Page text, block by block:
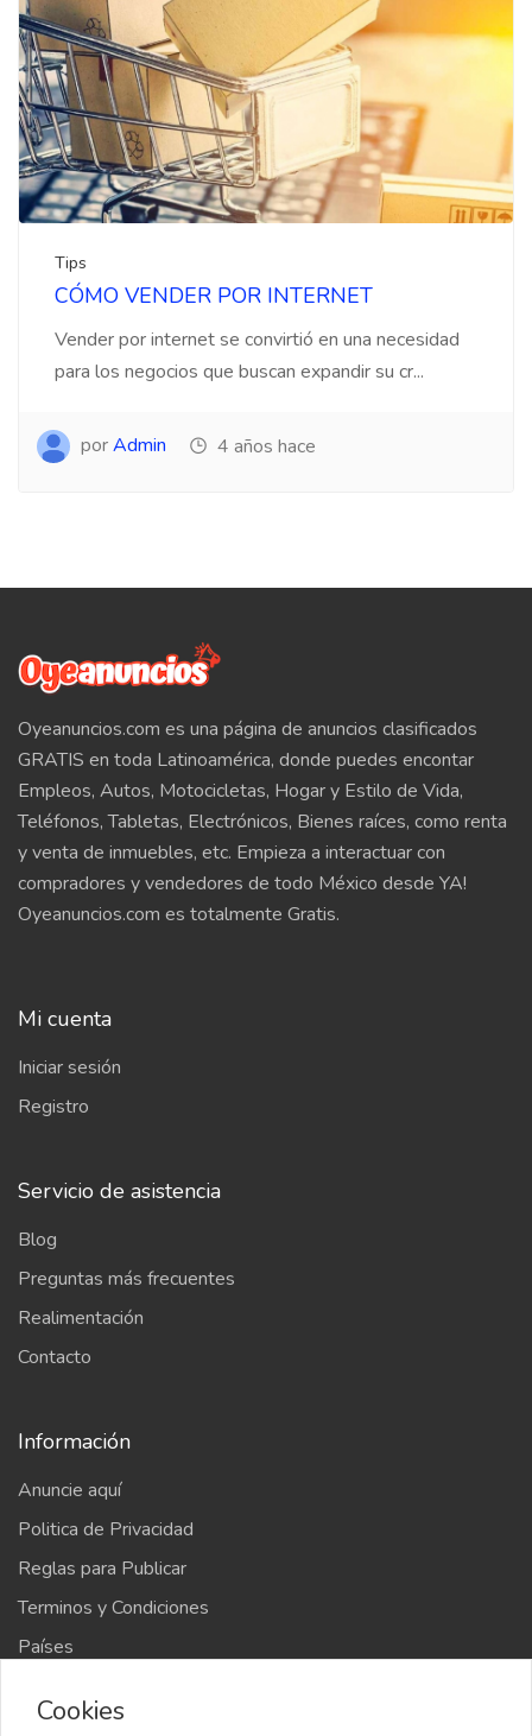
Tips
CÓMO VENDER POR INTERNET
Vender por internet se convirtió en una necesidad
para los negocios que buscan expandir su cr...
porAdmin 4 años hace
Oyeanuncios.com es una página de anuncios clasificados
GRATIS en toda Latinoamérica, donde puedes encontar
Empleos, Autos, Motocicletas, Hogar y Estilo de Vida,
Teléfonos, Tabletas, Electrónicos, Bienes raíces, como renta
y venta de inmuebles, etc. Empieza a interactuar con
compradores y vendedores de todo México desde YA!
Oyeanuncios.com es totalmente Gratis.
Mi cuenta
Iniciar sesión
Registro
Servicio de asistencia
Blog
Preguntas más frecuentes
Realimentación
Contacto
Información
Anuncie aquí
Politica de Privacidad
Reglas para Publicar
Terminos y Condiciones
Países
Cookies